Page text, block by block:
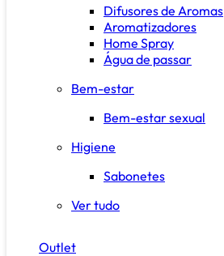
Difusores de Aromas
Aromatizadores
Home Spray
Água de passar
Bem-estar
Bem-estar sexual
Higiene
Sabonetes
Ver tudo
Outlet